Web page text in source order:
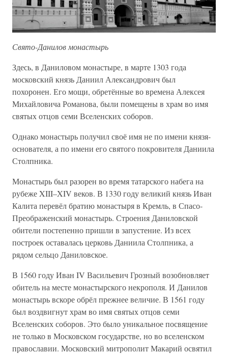
Свято-Данилов монастырь
Здесь, в Даниловом монастыре, в марте 1303 года
московский князь Даниил Александрович был
похоронен. Его мощи, обретённые во времена Алексея
Михайловича Романова, были помещены в храм во имя
святых отцов семи Вселенских соборов.
Однако монастырь получил своё имя не по имени князя-
основателя, а по имени его святого покровителя Даниила
Столпника.
Монастырь был разорен во время татарского набега на
рубеже XIII–XIV веков. В 1330 году великий князь Иван
Калита перевёл братию монастыря в Кремль, в Спасо-
Преображенский монастырь. Строения Даниловской
обители постепенно пришли в запустение. Из всех
построек оставалась церковь Даниила Столпника, а
рядом сельцо Даниловское.
В 1560 году Иван IV Васильевич Грозный возобновляет
обитель на месте монастырского некрополя. И Данилов
монастырь вскоре обрёл прежнее величие. В 1561 году
был воздвигнут храм во имя святых отцов семи
Вселенских соборов. Это было уникальное посвящение
не только в Московском государстве, но во вселенском
православии. Московский митрополит Макарий освятил